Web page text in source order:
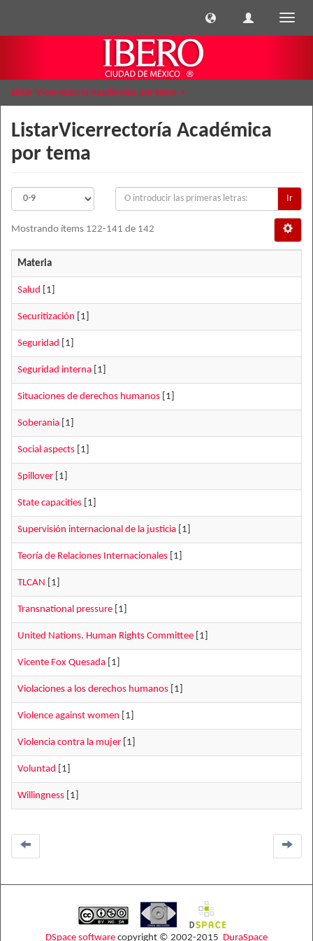
Listar Vicerrectoría Académica por tema
ListarVicerrectoría Académica
por tema
Ir
Mostrando ítems 122-141 de 142
Materia
Salud [1]
Securitización [1]
Seguridad [1]
Seguridad interna [1]
Situaciones de derechos humanos [1]
Soberania [1]
Social aspects [1]
Spillover [1]
State capacities [1]
Supervisión internacional de la justicia [1]
Teoría de Relaciones Internacionales [1]
TLCAN [1]
Transnational pressure [1]
United Nations. Human Rights Committee [1]
Vicente Fox Quesada [1]
Violaciones a los derechos humanos [1]
Violence against women [1]
Violencia contra la mujer [1]
Voluntad [1]
Willingness [1]
DSpace software copyright © 2002-2015 DuraSpace